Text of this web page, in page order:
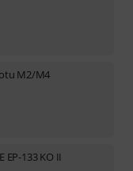
M2/M4
EP-133 KO II